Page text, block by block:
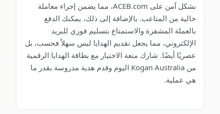
بشكل آمن على ACEB.com، مما يضمن إجراء معاملة
خالية من المتاعب. بالإضافة إلى ذلك، يمكنك الدفع
بالعملة المشفرة والاستمتاع بتسليم فوري للبريد
الإلكتروني، مما يجعل تقديم الهدايا ليس سهلاً فحسب، بل
عصريًا أيضًا. شارك متعة الاختيار مع بطاقة الهدايا الرقمية
من Kogan Australia اليوم وقدم هدية مدروسة بقدر ما
هي عملية.